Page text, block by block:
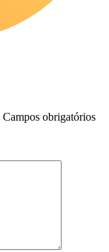
Campos obrigatórios